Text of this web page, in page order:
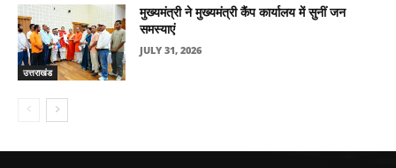
उत्तराखंड
मुख्यमंत्री ने मुख्यमंत्री कैंप कार्यालय में सुनीं जन
समस्याएं
JULY 31, 2026